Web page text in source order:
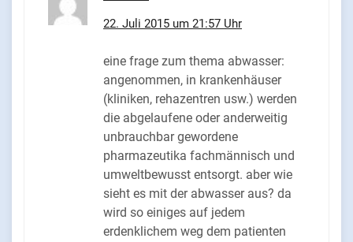
22. Juli 2015 um 21:57 Uhr
eine frage zum thema abwasser:
angenommen, in krankenhäuser
(kliniken, rehazentren usw.) werden
die abgelaufene oder anderweitig
unbrauchbar gewordene
pharmazeutika fachmännisch und
umweltbewusst entsorgt. aber wie
sieht es mit der abwasser aus? da
wird so einiges auf jedem
erdenklichem weg dem patienten